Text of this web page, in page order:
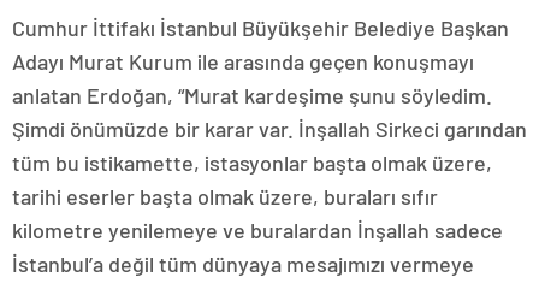
Cumhur İttifakı İstanbul Büyükşehir Belediye Başkan
Adayı Murat Kurum ile arasında geçen konuşmayı
anlatan Erdoğan, “Murat kardeşime şunu söyledim.
Şimdi önümüzde bir karar var. İnşallah Sirkeci garından
tüm bu istikamette, istasyonlar başta olmak üzere,
tarihi eserler başta olmak üzere, buraları sıfır
kilometre yenilemeye ve buralardan İnşallah sadece
İstanbul’a değil tüm dünyaya mesajımızı vermeye